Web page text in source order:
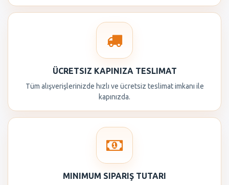
ÜCRETSIZ KAPINIZA TESLIMAT
Tüm alışverişlerinizde hızlı ve ücretsiz teslimat imkanı ile
kapınızda.
MINIMUM SIPARIŞ TUTARI